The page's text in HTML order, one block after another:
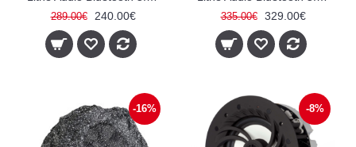
289.00€ 240.00€ 335.00€ 329.00€
-16% -8%